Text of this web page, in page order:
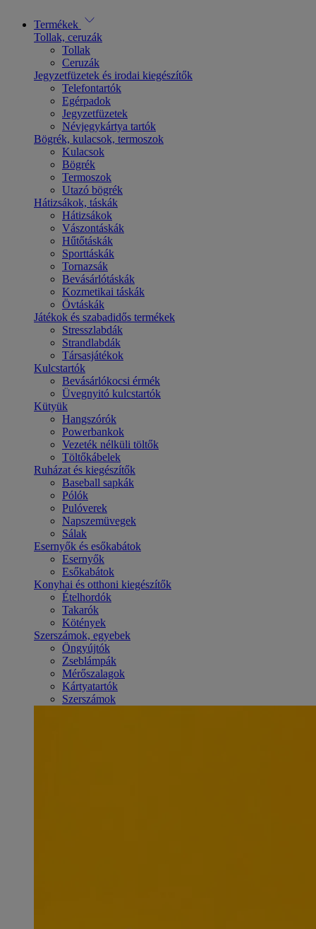
Termékek
Tollak, ceruzák
Tollak
Ceruzák
Jegyzetfüzetek és irodai kiegészítők
Telefontartók
Egérpadok
Jegyzetfüzetek
Névjegykártya tartók
Bögrék, kulacsok, termoszok
Kulacsok
Bögrék
Termoszok
Utazó bögrék
Hátizsákok, táskák
Hátizsákok
Vászontáskák
Hűtőtáskák
Sporttáskák
Tornazsák
Bevásárlótáskák
Kozmetikai táskák
Övtáskák
Játékok és szabadidős termékek
Stresszlabdák
Strandlabdák
Társasjátékok
Kulcstartók
Bevásárlókocsi érmék
Üvegnyitó kulcstartók
Kütyük
Hangszórók
Powerbankok
Vezeték nélküli töltők
Töltőkábelek
Ruházat és kiegészítők
Baseball sapkák
Pólók
Pulóverek
Napszemüvegek
Sálak
Esernyők és esőkabátok
Esernyők
Esőkabátok
Konyhai és otthoni kiegészítők
Ételhordók
Takarók
Kötények
Szerszámok, egyebek
Öngyújtók
Zseblámpák
Mérőszalagok
Kártyatartók
Szerszámok